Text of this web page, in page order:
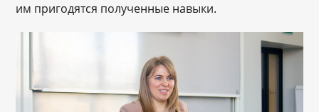
им пригодятся полученные навыки.